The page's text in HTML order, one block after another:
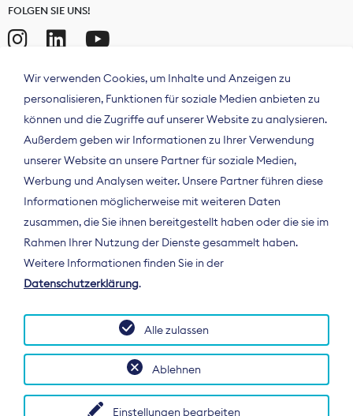
FOLGEN SIE UNS!
Der Bundesverband Digitalpublisher und
Zeitungsverleger (BDZV) vertritt als
Spitzenorganisation die Interessen der
Deutschland und auf EU-Ebene.
Wir verwenden Cookies, um Inhalte und Anzeigen zu
personalisieren, Funktionen für soziale Medien anbieten zu
können und die Zugriffe auf unserer Website zu analysieren.
Außerdem geben wir Informationen zu Ihrer Verwendung
unserer Website an unsere Partner für soziale Medien,
Werbung und Analysen weiter. Unsere Partner führen diese
Informationen möglicherweise mit weiteren Daten
zusammen, die Sie ihnen bereitgestellt haben oder die sie im
Rahmen Ihrer Nutzung der Dienste gesammelt haben.
Weitere Informationen finden Sie in der
Datenschutzerklärung.
Einstellungen bearbeiten
Ablehnen
Alle zulassen